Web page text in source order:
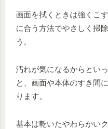
画面を拭くときは強くこ
に合う方法でやさしく掃
う。
汚れが気になるからとい
と、画面や本体のすき間
ります。
基本は乾いたやわらかい